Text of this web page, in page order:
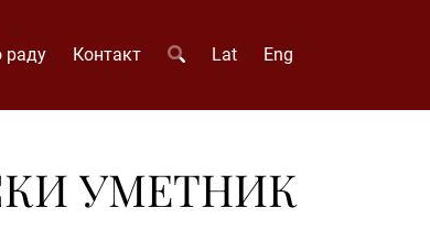
раду Контакт Lat Eng
УМЕТНИК